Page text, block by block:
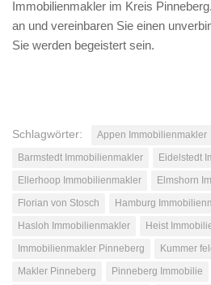
Immobilienmakler im Kreis
an und vereinbaren Sie einen
Sie werden begeistert sein.
Schlagwörter:
Appen Immobilienmakler
Barmstedt Immobilienmakler
Eidelstedt
Ellerhoop Immobilienmakler
Elmshorn
Florian von Stosch
Hamburg
Hasloh Immobilienmakler
Heist
Immobilienmakler Pinneberg
Kummer
Makler Pinneberg
Pinneberg Immobilie